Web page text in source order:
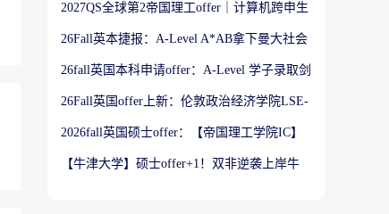
2027QS全球第2帝国理工offer｜计算机跨申生
26Fall英本捷报：A-Level A*AB拿下曼大社会
26fall英国本科申请offer：A-Level 学子录取剑
26Fall英国offer上新：伦敦政治经济学院LSE-
2026fall英国硕士offer：【帝国理工学院IC】
【牛津大学】硕士offer+1！双非逆袭上岸牛